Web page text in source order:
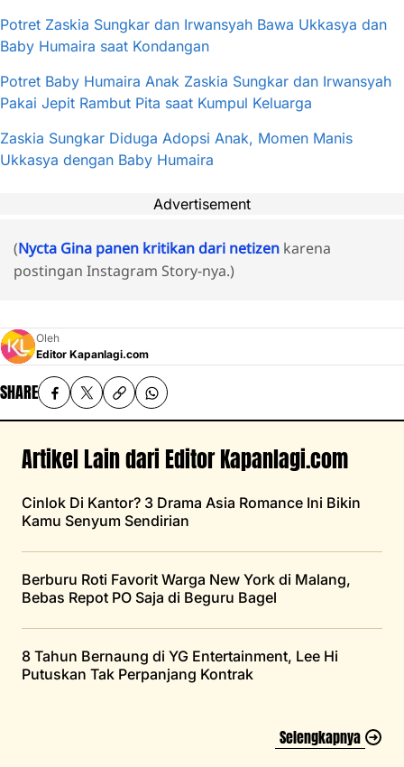
Potret Zaskia Sungkar dan Irwansyah Bawa Ukkasya dan
Baby Humaira saat Kondangan
Potret Baby Humaira Anak Zaskia Sungkar dan Irwansyah
Pakai Jepit Rambut Pita saat Kumpul Keluarga
Zaskia Sungkar Diduga Adopsi Anak, Momen Manis
Ukkasya dengan Baby Humaira
Advertisement
(Nycta Gina panen kritikan dari netizen karena
postingan Instagram Story-nya.)
Oleh
Editor Kapanlagi.com
SHARE
Artikel Lain dari Editor Kapanlagi.com
Cinlok Di Kantor? 3 Drama Asia Romance Ini Bikin
Kamu Senyum Sendirian
Berburu Roti Favorit Warga New York di Malang,
Bebas Repot PO Saja di Beguru Bagel
8 Tahun Bernaung di YG Entertainment, Lee Hi
Putuskan Tak Perpanjang Kontrak
Selengkapnya